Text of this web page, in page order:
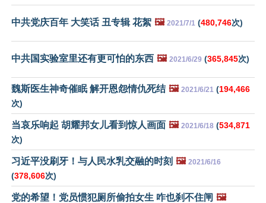
中共党庆百年 大笑话 丑专辑 花絮 🖼️ 2021/7/1 (480,746次)
中共国实验室里还有更可怕的东西 🖼️ 2021/6/29 (365,845次)
魏斯医生神奇催眠 解开恩怨情仇死结 🖼️ 2021/6/21 (194,466
次)
当哀乐响起 胡耀邦女儿看到惊人画面 🖼️ 2021/6/18 (534,871
次)
习近平没刷牙！与人民水乳交融的时刻 🖼️ 2021/6/16
(378,606次)
党的希望！党员惯犯厕所偷拍女生 咋也刹不住闸 🖼️